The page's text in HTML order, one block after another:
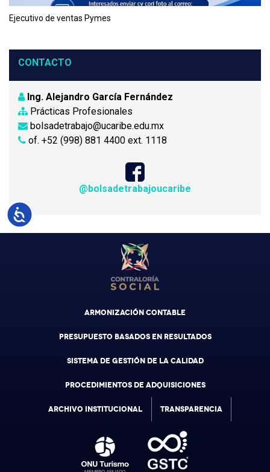
Accesibilidad
Ejecutivo de ventas Pymes
CONTACTO
Ing. Alejandro García Fernández
Prácticas Profesionales
bolsadetrabajo@ucaribe.edu.mx
of. +52 (998) 881 4400 ext. 1118
@bolsadetrabajoucaribe
ARMONIZACIÓN CONTABLE
PRESUPUESTO BASADOS EN RESULTADOS
SISTEMA DE GESTIÓN DE LA CALIDAD
PROCEDIMIENTOS DE ADQUISICIONES
ARCHIVO INSTITUCIONAL TRANSPARENCIA